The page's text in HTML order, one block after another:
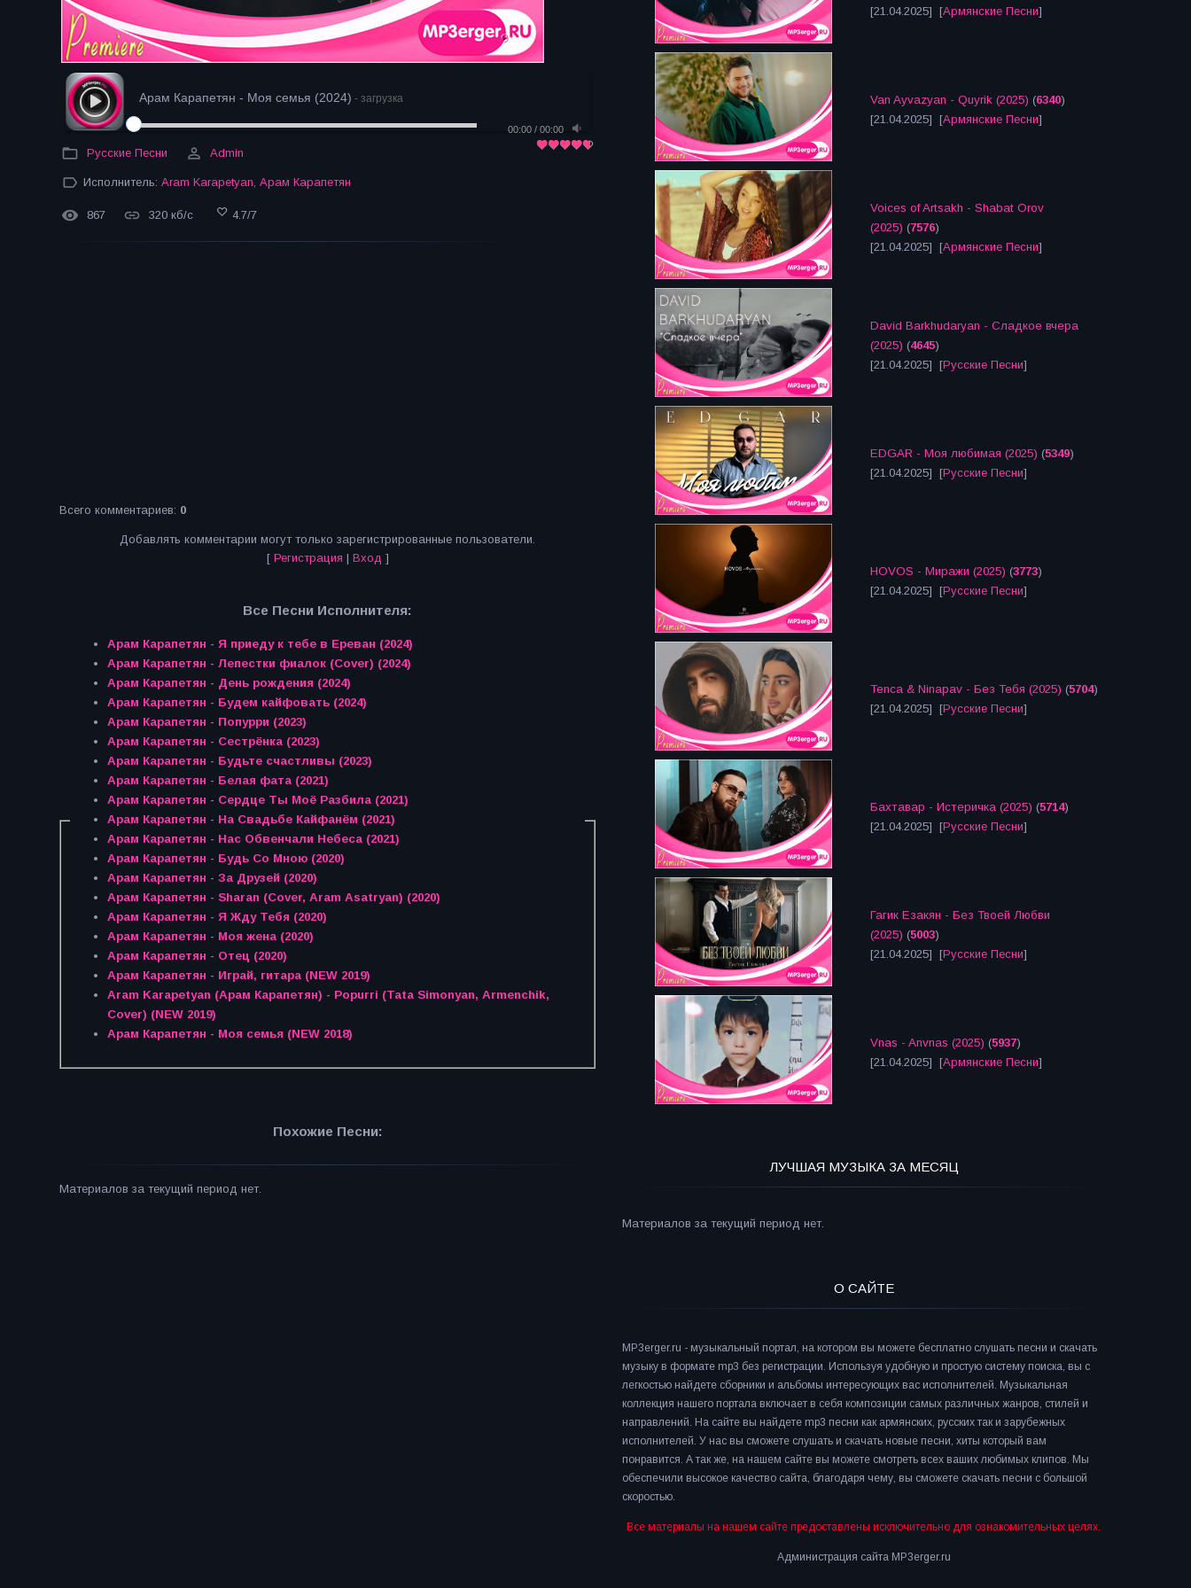
Арам Карапетян - Моя семья (2024) - загрузка
00:00 / 00:00
Русские Песни Admin
Исполнитель: Aram Karapetyan Арам Карапетян
867 320 кб/с 4.7/7
Всего комментариев: 0
Добавлять комментарии могут только зарегистрированные пользователи.
[ Регистрация | Вход ]
Все Песни Исполнителя:
Арам Карапетян - Я приеду к тебе в Ереван (2024)
Арам Карапетян - Лепестки фиалок (Cover) (2024)
Арам Карапетян - День рождения (2024)
Арам Карапетян - Будем кайфовать (2024)
Арам Карапетян - Попурри (2023)
Арам Карапетян - Сестрёнка (2023)
Арам Карапетян - Будьте счастливы (2023)
Арам Карапетян - Белая фата (2021)
Арам Карапетян - Сердце Ты Моё Разбила (2021)
Арам Карапетян - На Свадьбе Кайфанём (2021)
Арам Карапетян - Нас Обвенчали Небеса (2021)
Арам Карапетян - Будь Со Мною (2020)
Арам Карапетян - За Друзей (2020)
Арам Карапетян - Sharan (Cover, Aram Asatryan) (2020)
Арам Карапетян - Я Жду Тебя (2020)
Арам Карапетян - Моя жена (2020)
Арам Карапетян - Отец (2020)
Арам Карапетян - Играй, гитара (NEW 2019)
Aram Karapetyan (Арам Карапетян) - Popurri (Tata Simonyan, Armenchik,
Cover) (NEW 2019)
Арам Карапетян - Моя семья (NEW 2018)
Похожие Песни:
Материалов за текущий период нет.
[21.04.2025] [Армянские Песни]
Van Ayvazyan - Quyrik (2025) (6340)
[21.04.2025] [Армянские Песни]
Voices of Artsakh - Shabat Orov
(2025) (7576)
[21.04.2025] [Армянские Песни]
David Barkhudaryan - Сладкое вчера
(2025) (4645)
[21.04.2025] [Русские Песни]
EDGAR - Моя любимая (2025) (5349)
[21.04.2025] [Русские Песни]
HOVOS - Миражи (2025) (3773)
[21.04.2025] [Русские Песни]
Tenca & Ninapav - Без Тебя (2025) (5704)
[21.04.2025] [Русские Песни]
Бахтавар - Истеричка (2025) (5714)
[21.04.2025] [Русские Песни]
Гагик Езакян - Без Твоей Любви
(2025) (5003)
[21.04.2025] [Русские Песни]
Vnas - Anvnas (2025) (5937)
[21.04.2025] [Армянские Песни]
ЛУЧШАЯ МУЗЫКА ЗА МЕСЯЦ
Материалов за текущий период нет.
О САЙТЕ
MP3erger.ru - музыкальный портал, на котором вы можете бесплатно слушать песни и скачать
музыку в формате mp3 без регистрации. Используя удобную и простую систему поиска, вы с
легкостью найдете сборники и альбомы интересующих вас исполнителей. Музыкальная
коллекция нашего портала включает в себя композиции самых различных жанров, стилей и
направлений. На сайте вы найдете mp3 песни как армянских, русских так и зарубежных
исполнителей. У нас вы сможете слушать и скачать новые песни, хиты который вам
понравится. А так же, на нашем сайте вы можете смотреть всех ваших любимых клипов. Мы
обеспечили высокое качество сайта, благодаря чему, вы сможете скачать песни с большой
скоростью.
Все материалы на нашем сайте предоставлены исключительно для ознакомительных целях.
Администрация сайта MP3erger.ru